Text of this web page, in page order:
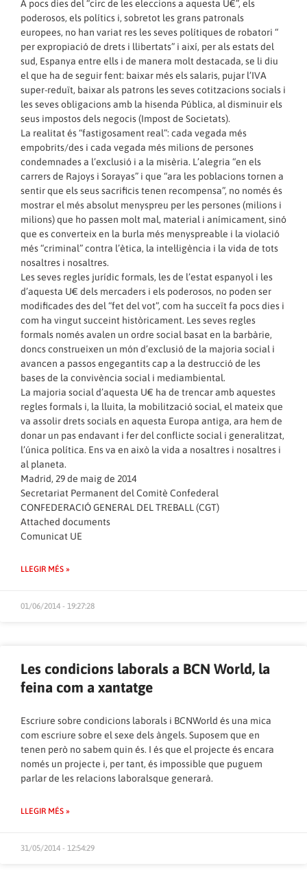
A pocs dies del “circ de les eleccions a aquesta U€”, els
poderosos, els polítics i, sobretot les grans patronals
europees, no han variat res les seves polítiques de robatori “
per expropiació de drets i llibertats” i així, per als estats del
sud, Espanya entre ells i de manera molt destacada, se li diu
el que ha de seguir fent: baixar més els salaris, pujar l’IVA
super-reduït, baixar als patrons les seves cotitzacions socials i
les seves obligacions amb la hisenda Pública, al disminuir els
seus impostos dels negocis (Impost de Societats).
La realitat és “fastigosament real”: cada vegada més
empobrits/des i cada vegada més milions de persones
condemnades a l’exclusió i a la misèria. L’alegria “en els
carrers de Rajoys i Sorayas” i que “ara les poblacions tornen a
sentir que els seus sacrificis tenen recompensa”, no només és
mostrar el més absolut menyspreu per les persones (milions i
milions) que ho passen molt mal, material i anímicament, sinó
que es converteix en la burla més menyspreable i la violació
més “criminal” contra l’ètica, la intel·ligència i la vida de tots
nosaltres i nosaltres.
Les seves regles jurídic formals, les de l’estat espanyol i les
d’aquesta U€ dels mercaders i els poderosos, no poden ser
modificades des del “fet del vot”, com ha succeït fa pocs dies i
com ha vingut succeint històricament. Les seves regles
formals només avalen un ordre social basat en la barbàrie,
doncs construeixen un món d’exclusió de la majoria social i
avancen a passos engegantits cap a la destrucció de les
bases de la convivència social i mediambiental.
La majoria social d’aquesta U€ ha de trencar amb aquestes
regles formals i, la lluita, la mobilització social, el mateix que
va assolir drets socials en aquesta Europa antiga, ara hem de
donar un pas endavant i fer del conflicte social i generalitzat,
l’única política. Ens va en això la vida a nosaltres i nosaltres i
al planeta.
Madrid, 29 de maig de 2014
Secretariat Permanent del Comitè Confederal
CONFEDERACIÓ GENERAL DEL TREBALL (CGT)
Attached documents
Comunicat UE
LLEGIR MÉS »
01/06/2014 - 19:27:28
Les condicions laborals a BCN World, la
feina com a xantatge
Escriure sobre condicions laborals i BCNWorld és una mica
com escriure sobre el sexe dels àngels. Suposem que en
tenen però no sabem quin és. I és que el projecte és encara
només un projecte i, per tant, és impossible que puguem
parlar de les relacions laboralsque generarà.
LLEGIR MÉS »
31/05/2014 - 12:54:29